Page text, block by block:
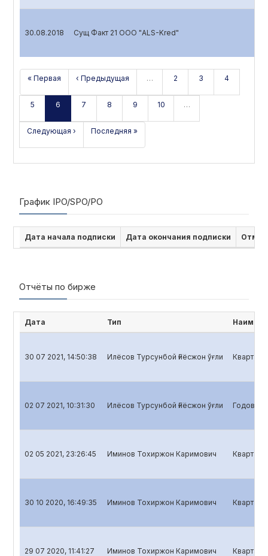
30.08.2018 Сущ Факт 21 ООО "ALS-Kred"
« Первая ‹ Предыдущая … 2 3 4
5 6 7 8 9 10 …
Следующая › Последняя »
График IPO/SPO/PO
Дата начала подписки Дата окончания подписки
Отчёты по бирже
Дата Тип
30 07 2021, 14:50:38 Илёсов Турсунбой Ғиёсжон ўғли
02 07 2021, 10:31:30 Илёсов Турсунбой Ғиёсжон ўғли Годовой
02 05 2021, 23:26:45 Иминов Тохиржон Каримович
30 10 2020, 16:49:35 Иминов Тохиржон Каримович
29 07 2020, 11:41:27 Иминов Тохиржон Каримович